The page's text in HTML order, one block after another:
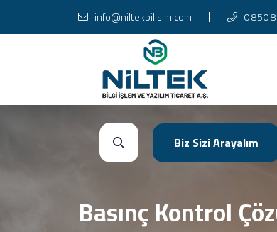
info@niltekbilisim.com 0 850
Biz Sizi Arayalım
Basınç Kontrol